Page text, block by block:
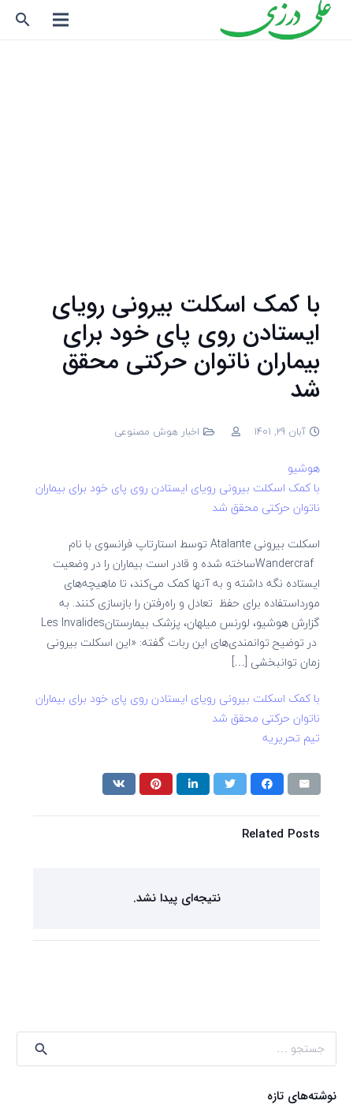
search
با کمک اسکلت بیرونی رویای
ایستادن روی پای خود برای
بیماران ناتوان حرکتی محقق
شد
آبان 29, 1401 اخبار هوش مصنوعی
هوشیو
با کمک اسکلت بیرونی رویای ایستادن روی پای خود برای بیماران
ناتوان حرکتی محقق شد
اسکلت بیرونی Atalante توسط استارتاپ فرانسوی با نام
Wandercrafساخته شده و قادر است بیماران را در وضعیت
ایستاده نگه داشته و به آنها کمک می‌کند، تا ماهیچه‌های
مورد‌استفاده برای حفظ تعادل و راه‌رفتن را بازسازی کنند. به
گزارش هوشیو، لورنس میلهان، پزشک بیمارستانLes Invalides
در توضیح توانمندی‌های این ربات گفته: «این اسکلت بیرونی
زمان توانبخشی […]
با کمک اسکلت بیرونی رویای ایستادن روی پای خود برای بیماران
ناتوان حرکتی محقق شد
تیم تحریریه
Related Posts
نتیجه‌ای پیدا نشد.
برای:
نوشته‌های تازه